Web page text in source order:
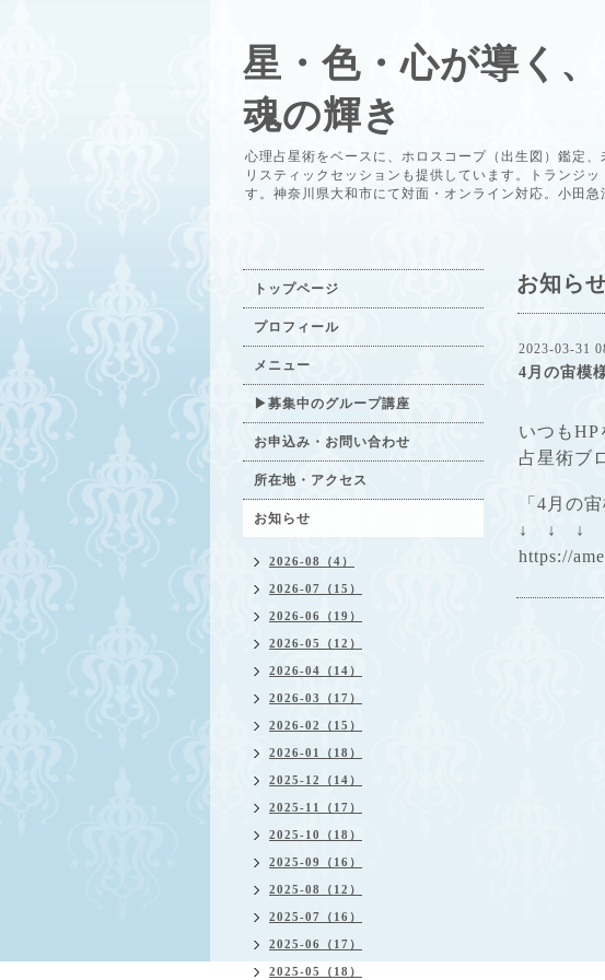
星・色・心が導く、
魂の輝き
心理占星術をベースに、ホロスコープ（出生図）鑑定
リスティックセッションも提供しています。トランジ
す。神奈川県大和市にて対面・オンライン対応。小田
お知ら
2023-03-31
4月の宙模
いつも
占星術ブ
「4月の
↓ ↓ ↓
https://
トップページ
プロフィール
メニュー
▶募集中のグループ講座
お申込み・お問い合わせ
所在地・アクセス
お知らせ
2026-08（4）
2026-07（15）
2026-06（19）
2026-05（12）
2026-04（14）
2026-03（17）
2026-02（15）
2026-01（18）
2025-12（14）
2025-11（17）
2025-10（18）
2025-09（16）
2025-08（12）
2025-07（16）
2025-06（17）
2025-05（18）